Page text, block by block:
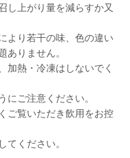
し上がり量を減らすか又
より若干の味、色の違い
りません。
加熱・冷凍はしないでく
にご注意ください。
ご覧いただき飲用をお控
てください。